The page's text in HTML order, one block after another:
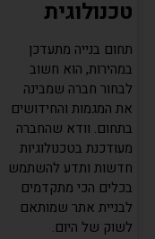
טכנולוגית
תחום בנייה מתעדכן
במהירות, הוא חשוב
לבחור חברה שמבינה
את המגמות והחידושים
בתחום. וודא שהחברה
מעודכנת בטכנולוגיות
חדשות ותדע להשתמש
בכלים הכי מתקדמים
לבניית אתר שמותאם
לשוק של היום.